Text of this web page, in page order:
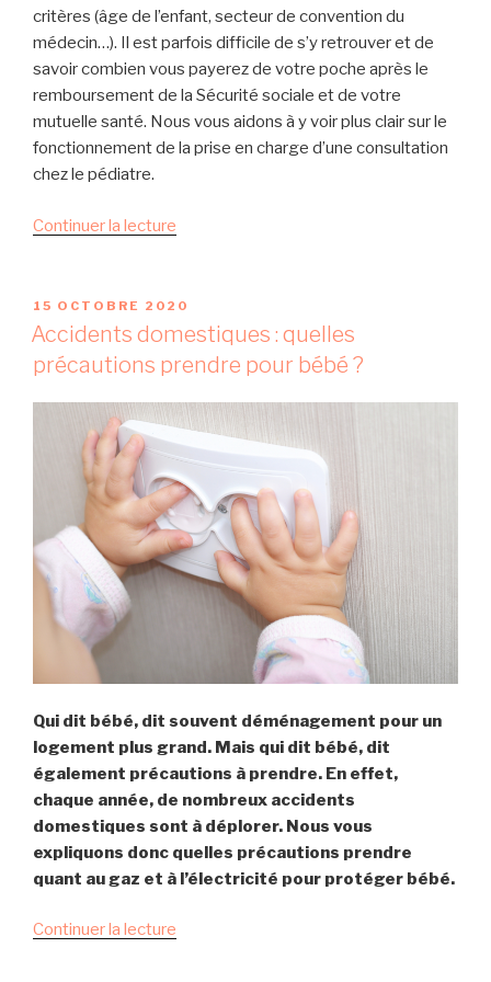
e
n
f
a
n
t
l
a
i
s
n
,
u
n
e
n
o
e
d
i
s
c
i
p
i
critères (âge de l’enfant, secteur de convention du
médecin…). Il est parfois difficile de s’y retrouver et de
savoir combien vous payerez de votre poche après le
remboursement de la Sécurité sociale et de votre
mutuelle santé. Nous vous aidons à y voir plus clair sur le
fonctionnement de la prise en charge d’une consultation
chez le pédiatre.
Continuer la lecture
Q
l
r
e
m
b
o
u
n
t
d
’
u
n
e
o
P
U
B
L
É
15 OCTOBRE 2020
Accidents domestiques : quelles
précautions prendre pour bébé ?
Qui dit bébé, dit souvent déménagement pour un
logement plus grand. Mais qui dit bébé, dit
également précautions à prendre. En effet,
chaque année, de nombreux accidents
domestiques sont à déplorer. Nous vous
expliquons donc quelles précautions prendre
quant au gaz et à l’électricité pour protéger bébé.
Continuer la lecture